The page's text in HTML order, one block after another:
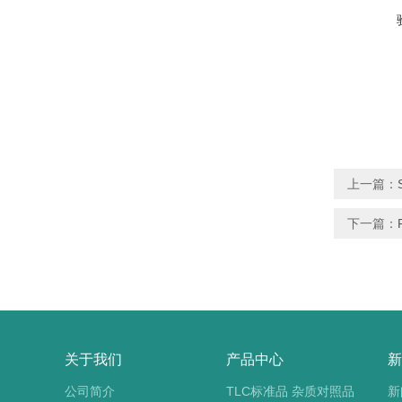
上一篇：
下一篇：
关于我们
公司简介
产品中心
TLC标准品 杂质对照品